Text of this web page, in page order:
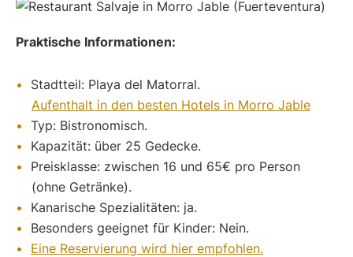
Praktische Informationen:
Stadtteil: Playa del Matorral.
Aufenthalt in den besten Hotels in Morro Jable
Typ: Bistronomisch.
Kapazität: über 25 Gedecke.
Preisklasse: zwischen 16 und 65€ pro Person
(ohne Getränke).
Kanarische Spezialitäten: ja.
Besonders geeignet für Kinder: Nein.
Eine Reservierung wird hier empfohlen.